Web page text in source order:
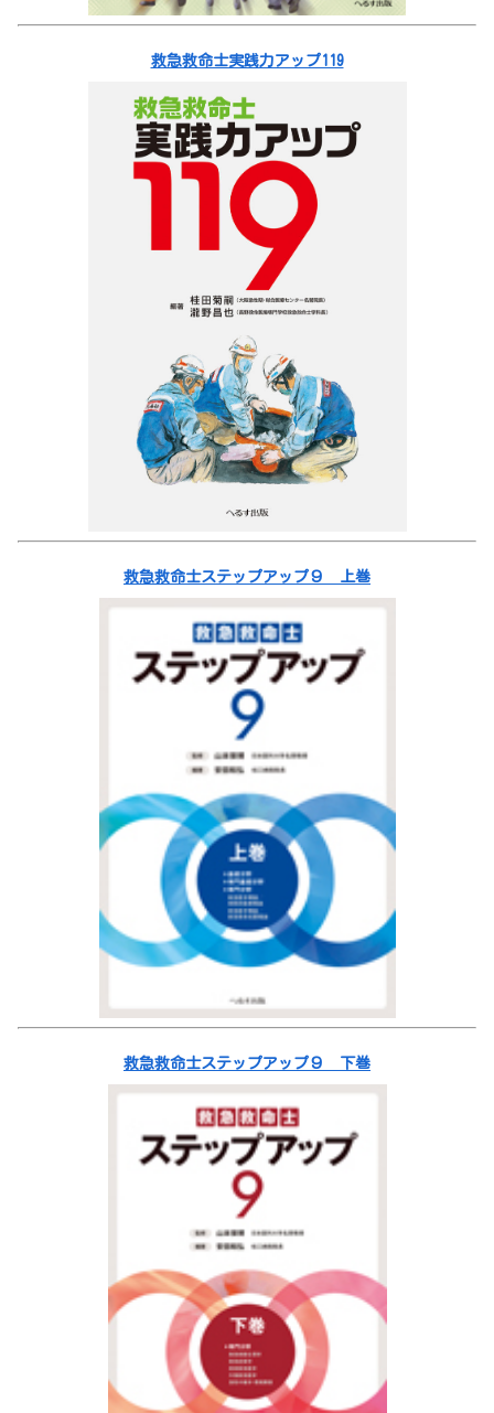
救急救命士実践力アップ119
救急救命士ステップアップ９ 上巻
救急救命士ステップアップ９ 下巻